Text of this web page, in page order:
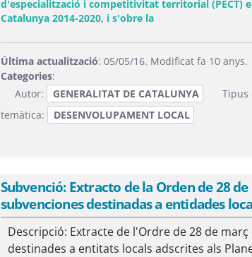
d'especialització i competitivitat territorial (PECT)
Catalunya 2014-2020, i s'obre la(Obre una finestra
Última actualització: 05/05/16. Modificat fa 10 anys.
Categories:
Autor:
GENERALITAT DE CATALUNYA Tipus
temàtica:
DESENVOLUPAMENT LOCAL
Subvenció: Extracto de la Orden de 28
subvenciones destinadas a entidades
Descripció: Extracte de l'Ordre de 28 de
destinades a entitats locals adscrites als